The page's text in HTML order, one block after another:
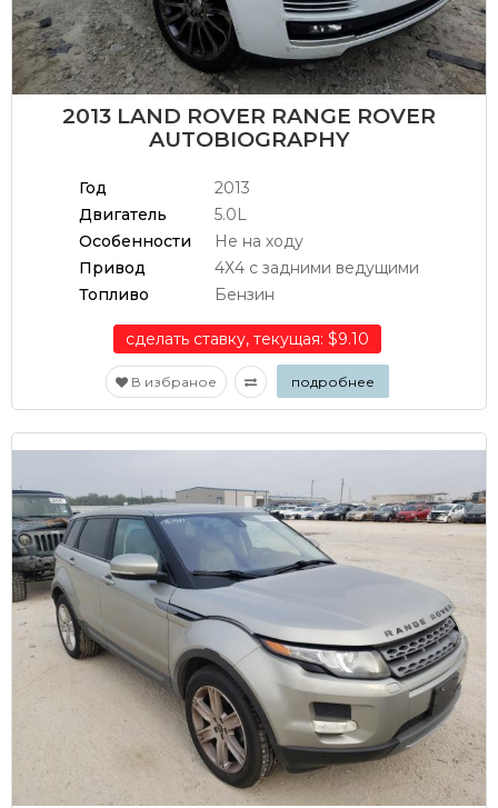
2013 LAND ROVER RANGE ROVER
AUTOBIOGRAPHY
Год
2013
Двигатель
5.0L
Особенности
Не на ходу
Привод
4Х4 с задними ведущими
Топливо
Бензин
сделать ставку, текущая: $9.10
В избраное подробнее